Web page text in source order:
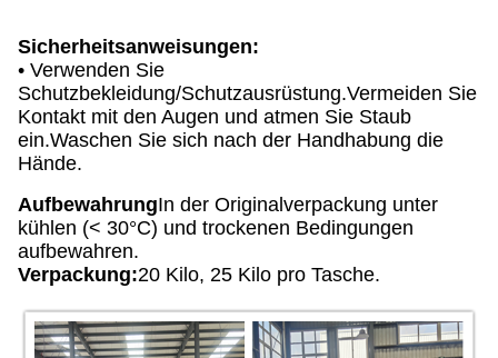
Sicherheitsanweisungen:
• Verwenden Sie
Schutzbekleidung/Schutzausrüstung.Vermeiden Sie
Kontakt mit den Augen und atmen Sie Staub
ein.Waschen Sie sich nach der Handhabung die
Hände.
AufbewahrungIn der Originalverpackung unter
kühlen (< 30°C) und trockenen Bedingungen
aufbewahren.
Verpackung:20 Kilo, 25 Kilo pro Tasche.